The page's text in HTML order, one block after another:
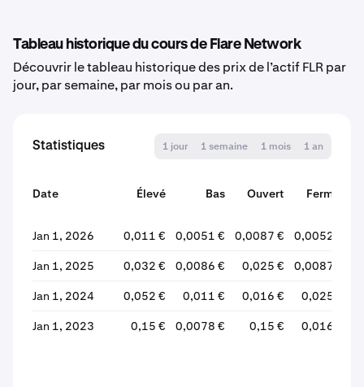
Tableau historique du cours de Flare Network
Découvrir le tableau historique des prix de l’actif FLR par
jour, par semaine, par mois ou par an.
Statistiques 1 jour 1 semaine 1 mois 1 an
Date Élevé Bas Ouvert
Fermer
Jan 1, 2026
0,011 € 0,0051 € 0,0087 € 0,0052 €
Jan 1, 2025 0,032 € 0,0086 € 0,025 € 0,0087 €
Jan 1, 2024 0,052 € 0,011 € 0,016 € 0,025 €
Jan 1, 2023 0,15 € 0,0078 € 0,15 € 0,016 €